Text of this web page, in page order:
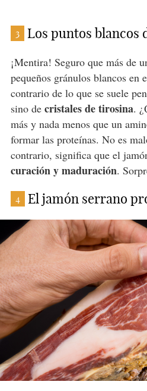
3 Los puntos blancos
¡Mentira! Seguro que más de
pequeños gránulos blancos en
contrario de lo que se suele
sino de cristales de tirosina.
más y nada menos que un
formar las proteínas. No es
contrario, significa que el
curación y maduración.
4 El jamón serrano